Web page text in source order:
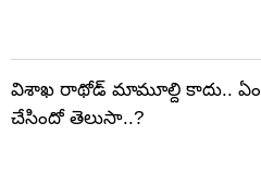
విశాఖ రాథోడ్ మామూల్ది కాదు.. ఏం
చేసిందో తెలుసా..?